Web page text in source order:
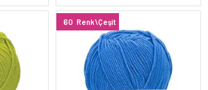
60 Renk\Çeşit